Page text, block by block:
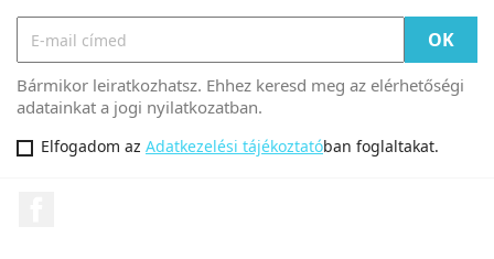
Bármikor leiratkozhatsz. Ehhez keresd meg az elérhetőségi
adatainkat a jogi nyilatkozatban.
Elfogadom az Adatkezelési tájékoztatóban foglaltakat.